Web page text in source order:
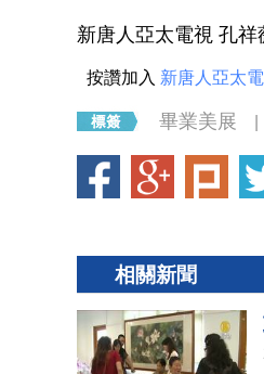
新唐人亞太電視 孔
按讚加入 新唐人亞太
畢業美展
相關新聞